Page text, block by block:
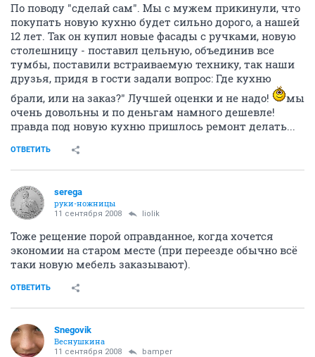
По поводу "сделай сам". Мы с мужем прикинули, что
покупать новую кухню будет сильно дорого, а нашей
12 лет. Так он купил новые фасады с ручками, новую
столешницу - поставил цельную, объединив все
тумбы, поставили встраиваемую технику, так наши
друзья, придя в гости задали вопрос: Где кухню
брали, или на заказ?" Лучшей оценки и не надо!
мы
очень довольны и по деньгам намного дешевле!
правда под новую кухню пришлось ремонт делать...
ОТВЕТИТЬ
serega
руки-ножницы
11 сентября 2008 liolik
Тоже рещение порой оправданное, когда хочется
экономии на старом месте (при переезде обычно всё
таки новую мебель заказывают).
ОТВЕТИТЬ
Snegovik
Веснушкина
11 сентября 2008 bamper